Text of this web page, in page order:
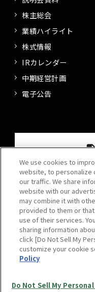
株主総会
業績ハイライト
株式情報
IRカレンダー
中期経営計画
電子公告
プライバシーポリシー
サイトポリシー
We use cookies to
website, to personalize
our traffic. We share
website with our
may combine it with
provided to them or
use of their services.
sharing information
click [Do Not Sell My
customize your cookie
Policy
Do Not Sell My